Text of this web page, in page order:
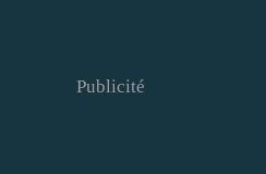
Publicité